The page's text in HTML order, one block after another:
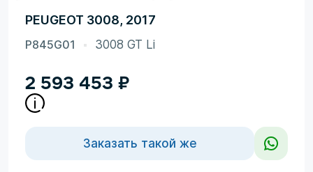
PEUGEOT 3008, 2017
P845G01 3008 GT Li
2 593 453 ₽
Заказать такой же